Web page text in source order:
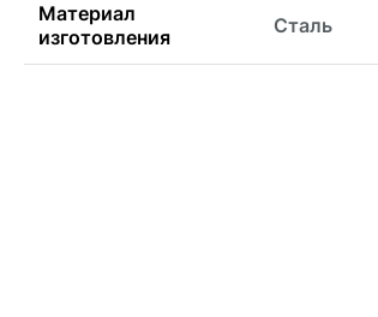
Материал
изготовления
Сталь